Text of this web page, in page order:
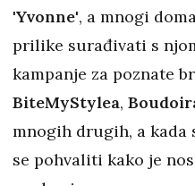
'Yvonne', a mnogi
prilike surađivati s
kampanje za poznate
BiteMyStylea,
mnogih drugih, a kada
se pohvaliti kako je